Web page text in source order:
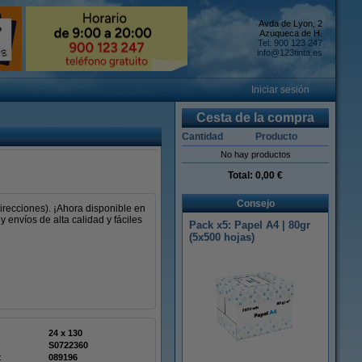
Avda de Lyon, 2
Azuqueca de H.
Tel: 900 123 247
info@123tinta.es
Iniciar sesión
¡Ahora disponible en
envíos de alta calidad y fáciles
24 x 130
S0722360
089196
Cesta de la compra
Cantidad Producto
No hay productos
Total: 0,00 €
Consejo
Pack x5: Papel A4 | 80gr
(5x500 hojas)